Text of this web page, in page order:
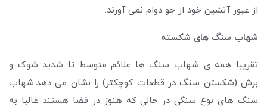
از عبور آتشین خود از جو دوام نمی آورند.
شهاب سنگ های شکسته
تقریبا همه ی شهاب سنگ ها علائم متوسط تا شدید شوک و
برش (شکستن سنگ در قطعات کوچکتر) را نشان می دهد.شهاب
سنگ های نوع سنگی در حالی که هنوز در فضا هستند غالبا به